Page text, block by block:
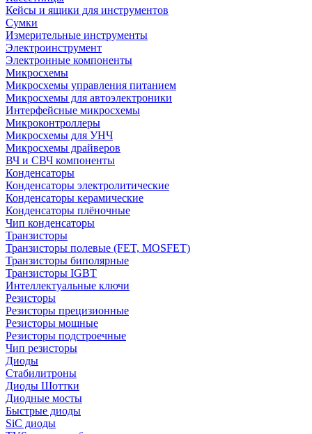
Кейсы и ящики для инструментов
Сумки
Измерительные инструменты
Электроинструмент
Электронные компоненты
Микросхемы
Микросхемы управления питанием
Микросхемы для автоэлектроники
Интерфейсные микросхемы
Микроконтроллеры
Микросхемы для УНЧ
Микросхемы драйверов
ВЧ и СВЧ компоненты
Конденсаторы
Конденсаторы электролитические
Конденсаторы керамические
Конденсаторы плёночные
Чип конденсаторы
Транзисторы
Транзисторы полевые (FET, MOSFET)
Транзисторы биполярные
Транзисторы IGBT
Интеллектуальные ключи
Резисторы
Резисторы прецизионные
Резисторы мощные
Резисторы подстроечные
Чип резисторы
Диоды
Стабилитроны
Диоды Шоттки
Диодные мосты
Быстрые диоды
SiC диоды